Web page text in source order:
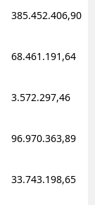
385.452.406,90
68.461.191,64
3.572.297,46
96.970.363,89
33.743.198,65